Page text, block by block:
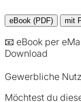
eBook (PDF) mit
📧 eBook per
Download
Gewerbliche
Möchtest du